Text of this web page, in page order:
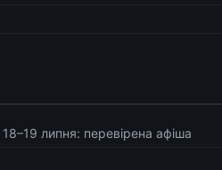
18–19 липня: перевірена афіша